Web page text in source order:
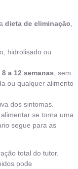
dieta de eliminação,
hidrolisado ou
a 12 semanas , sem
ou qualquer alimento
dos sintomas.
se torna uma
segue para as
total do tutor.
pode